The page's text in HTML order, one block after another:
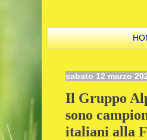
sabato 12 marzo
Il Gruppo
sono
italiani alla